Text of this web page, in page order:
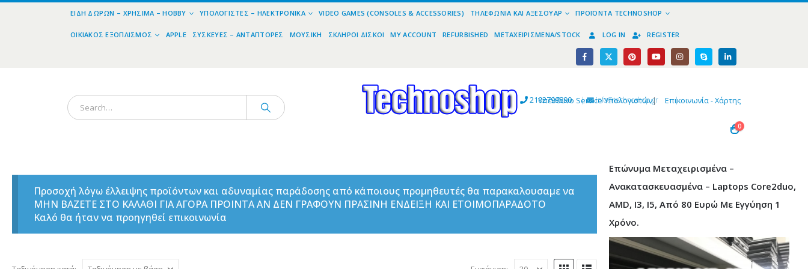
ΕΊΔΗ ΔΏΡΩΝ – ΧΡΉΣΙΜΑ – HOBBY ΥΠΟΛΟΓΙΣΤΈΣ – ΗΛΕΚΤΡΟΝΙΚΆ VIDEO GAMES (CONSOLES & ACCESSORIES) ΤΗΛΕΦΩΝΊΑ ΚΑΙ ΑΞΕΣΟΥΆΡ ΠΡΟΪΌΝΤΑ TECHNOSHOP
ΟΙΚΙΑΚΌΣ ΕΞΟΠΛΙΣΜΌΣ APPLE ΣΥΣΚΕΥΈΣ – ΑΝΤΆΠΤΟΡΕΣ ΜΟΥΣΙΚΉ ΣΚΛΗΡΟΊ ΔΊΣΚΟΙ MY ACCOUNT REFURBISHED ΜΕΤΑΧΕΙΡΙΣΜΈΝΑ/STOCK LOG IN REGISTER
2102799890 | info@technoshop,gr |
Υπεύθυνο Service Υπολογιστών| Επικοινωνία - Χάρτης
0
Προσοχή λόγω έλλειψης προϊόντων και αδυναμίας παράδοσης από κάποιους προμηθευτές θα παρακαλουσαμε να
ΜΗΝ ΒΑΖΕΤΕ ΣΤΟ ΚΑΛΑΘΙ ΓΙΑ ΑΓΟΡΑ ΠΡΟΙΝΤΑ ΑΝ ΔΕΝ ΓΡΑΦΟΥΝ ΠΡΑΣΙΝΗ ΕΝΔΕΙΞΗ ΚΑΙ ΕΤΟΙΜΟΠΑΡΑΔΟΤΟ
Καλό θα ήταν να προηγηθεί επικοινωνία
Επώνυμα Μεταχειρισμένα –
Ανακατασκευασμένα – Laptops Core2duo,
AMD, I3, I5, Από 80 Ευρώ Με Εγγύηση 1
Χρόνο.